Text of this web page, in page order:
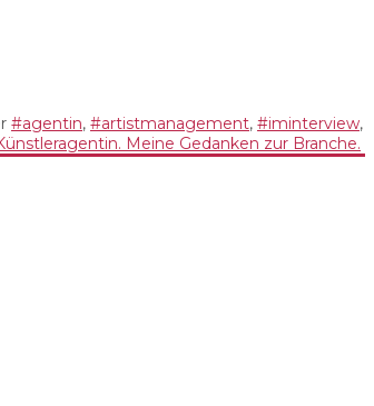
#agentin, #artistmanagement, #iminterview,
Meine Gedanken zur Branche.